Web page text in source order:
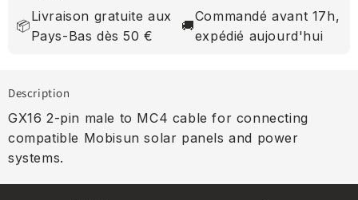
📦
Livraison gratuite aux
Pays-Bas dès 50 €
🚚
Commandé avant 17h,
expédié aujourd'hui
Description
GX16 2-pin male to MC4 cable for connecting
compatible Mobisun solar panels and power
systems.